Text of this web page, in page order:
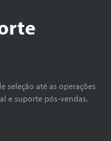
seleção até as operações
e suporte pós-vendas.